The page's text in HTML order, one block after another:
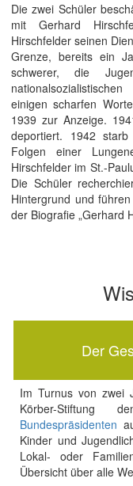
Die zwei Schüler
mit Gerhard
Hirschfelder seinen
Grenze, bereits ein
schwerer, die
einigen scharfen
1939 zur Anzeige.
deportiert. 1942
Folgen einer
Hirschfelder im St.-
Die Schüler
Hintergrund und
der Biografie „Gerhard
Der
Im Turnus von zwei
Körber-Stiftung
Bundespräsidenten
Kinder und
Lokal- oder
Übersicht über alle